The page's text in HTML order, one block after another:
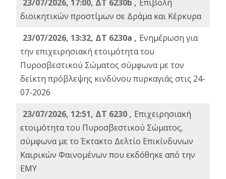
23/07/2026, 17:00, ΔΤ 6230b , Επιβολή
διοικητικών προστίμων σε Δράμα και Κέρκυρα
23/07/2026, 13:32, ΔΤ 6230a , Ενημέρωση για
την επιχειρησιακή ετοιμότητα του
Πυροσβεστικού Σώματος σύμφωνα με τον
δείκτη πρόβλεψης κινδύνου πυρκαγιάς στις 24-
07-2026
23/07/2026, 12:51, ΔΤ 6230 , Επιχειρησιακή
ετοιμότητα του Πυροσβεστικού Σώματος,
σύμφωνα με το Έκτακτο Δελτίο Επικίνδυνων
Καιρικών Φαινομένων που εκδόθηκε από την
ΕΜΥ